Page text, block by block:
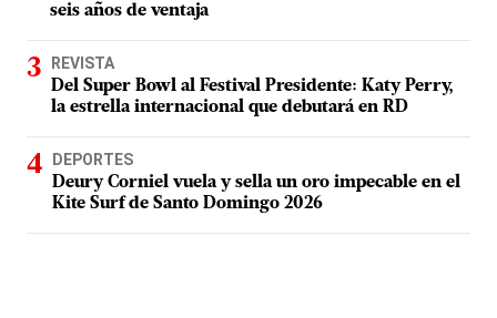
seis años de ventaja
REVISTA
Del Super Bowl al Festival Presidente: Katy Perry,
la estrella internacional que debutará en RD
DEPORTES
Deury Corniel vuela y sella un oro impecable en el
Kite Surf de Santo Domingo 2026